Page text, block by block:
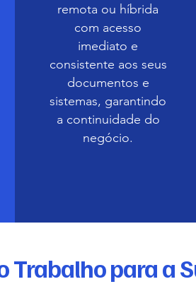
remota ou híbrida
com acesso
imediato e
consistente aos seus
documentos e
sistemas, garantindo
a continuidade do
negócio.
Trabalho para a